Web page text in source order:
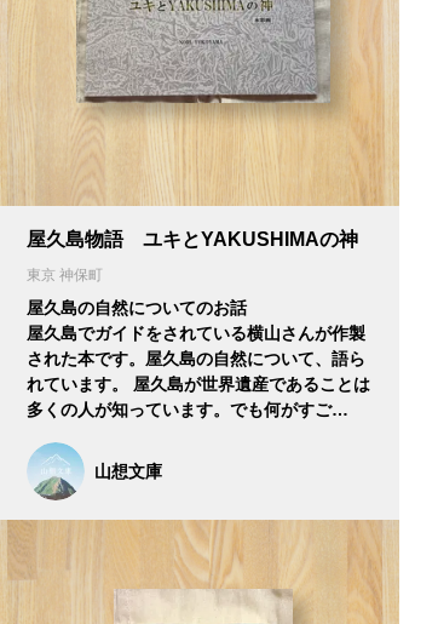
屋久島物語 ユキとYAKUSHIMAの神
東京 神保町
屋久島の自然についてのお話
屋久島でガイドをされている横山さんが作製
された本です。屋久島の自然について、語ら
れています。 屋久島が世界遺産であることは
多くの人が知っています。でも何がすご…
山想文庫